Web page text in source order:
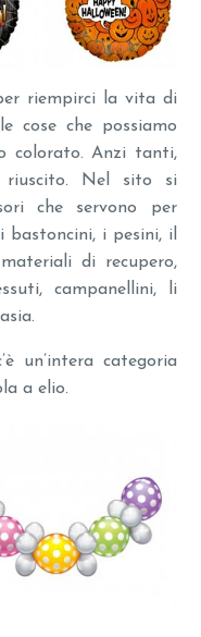
riempirci la vita di
cose che possiamo
colorato. Anzi tanti,
Nel sito si
che servono per
i pesini, il
di recupero,
campanellini, li
un’intera categoria
a elio.